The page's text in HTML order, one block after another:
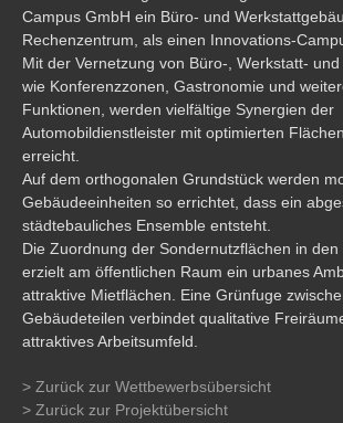
Campus GmbH ein Büro- und
Rechenzentrum, als einen Innovations-
Mit der Vernetzung von Büro-, Werkstatt- und
wie Konferenzzonen, Gastronomie und
Funktionen, werden vielfältige Synergien der
Automobildienstleister mit optimierten
erreicht.
Auf dem orthogonalen Grundstück werden
Gebäudeeinheiten so errichtet, dass ein
städtebauliches Ensemble entsteht.
Die Zuordnung der Sondernutzflächen in den
erzielt am öffentlichen Raum ein urbanes
attraktive Mietflächen. Eine Grünfuge
Gebäudeteilen verbindet qualitative
attraktives Arbeitsumfeld.
> Zurück zur Wettbewerbsübersicht
> Zurück zur Projektübersicht